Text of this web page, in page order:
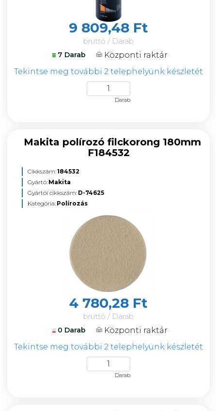
9 809,48 Ft
bruttó / Darab
7 Darab
Központi raktár
Tekintse meg további 2 telephelyünk készletét
Darab
Makita polírozó filckorong 180mm
F184532
Cikkszám:184532
Gyártó: Makita
Gyártói cikkszám: D-74625
Kategória: Polírozás
4 780,28 Ft
bruttó / Darab
0 Darab
Központi raktár
Tekintse meg további 2 telephelyünk készletét
Darab